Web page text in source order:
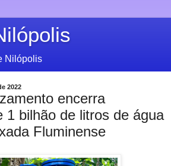
Nilópolis
2022
encerra
1 bilhão de litros de água
Fluminense